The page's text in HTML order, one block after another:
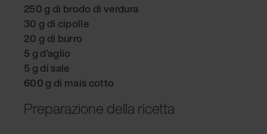
250 g di brodo di verdura
30 g di cipolle
20 g di burro
5 g d’aglio
5 g di sale
600 g di mais cotto
Preparazione della ricetta